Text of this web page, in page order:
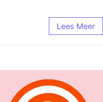
Lees Meer